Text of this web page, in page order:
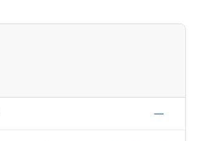
Burkar